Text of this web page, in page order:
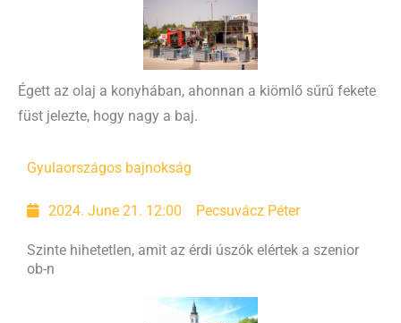
Égett az olaj a konyhában, ahonnan a kiömlő sűrű fekete
füst jelezte, hogy nagy a baj.
Gyulaországos bajnokság
2024. June 21. 12:00 Pecsuvácz Péter
Szinte hihetetlen, amit az érdi úszók elértek a szenior
ob-n